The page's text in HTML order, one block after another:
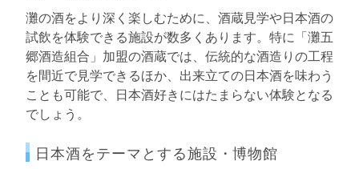
灘の酒をより深く楽しむために、酒蔵見学や日本酒の
試飲を体験できる施設が数多くあります。特に「灘五
郷酒造組合」加盟の酒蔵では、伝統的な酒造りの工程
を間近で見学できるほか、出来立ての日本酒を味わう
ことも可能で、日本酒好きにはたまらない体験となる
でしょう。
日本酒をテーマとする施設・博物館